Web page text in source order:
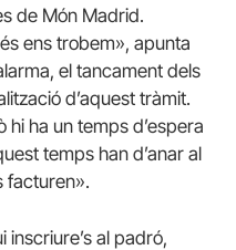
de Món Madrid.
ens trobem», apunta
el tancament dels
d’aquest tràmit.
ha un temps d’espera
temps han d’anar al
facturen».
inscriure’s al padró,